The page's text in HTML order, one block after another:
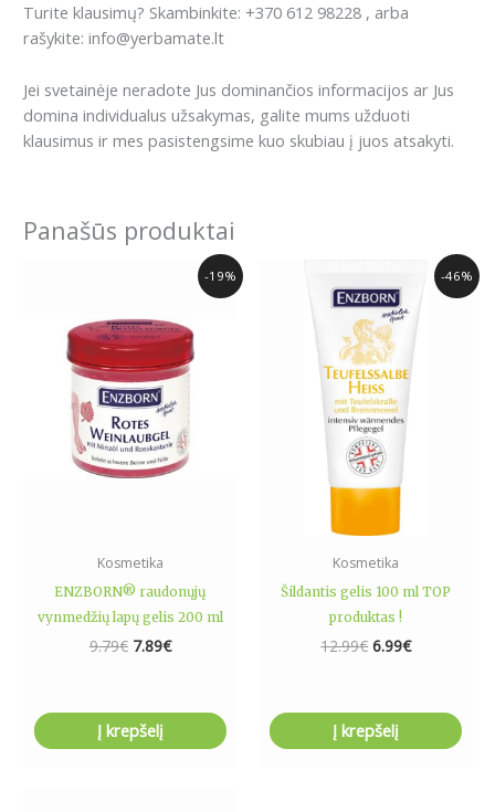
Turite klausimų? Skambinkite: +370 612 98228 , arba
rašykite: info@yerbamate.lt
Jei svetainėje neradote Jus dominančios informacijos ar Jus
domina individualus užsakymas, galite mums užduoti
klausimus ir mes pasistengsime kuo skubiau į juos atsakyti.
Panašūs produktai
-19%
Kosmetika
ENZBORN® raudonųjų
vynmedžių lapų gelis 200 ml
9.79€
9.79€.
7.89€
Current
price
7.89€.
Į krepšelį
-46%
Kosmetika
Šildantis gelis 100 ml TOP
produktas !
12.99€
price
was:
12.99€.
6.99€
Current
price
is:
6.99€.
Į krepšelį